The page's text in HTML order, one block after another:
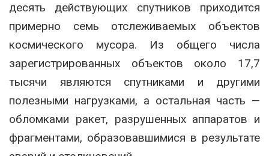
десять действующих спутников приходится
примерно семь отслеживаемых объектов
космического мусора. Из общего числа
зарегистрированных объектов около 17,7
тысячи являются спутниками и другими
полезными нагрузками, а остальная часть —
обломками ракет, разрушенных аппаратов и
фрагментами, образовавшимися в результате